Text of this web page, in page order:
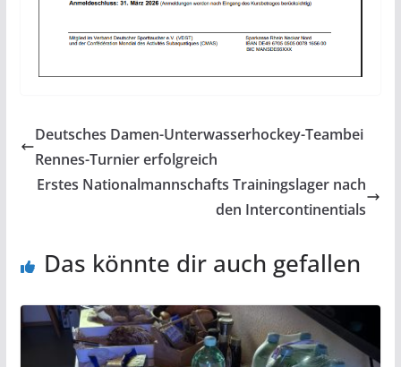
Deutsches Damen-Unterwasserhockey-Teambei
Rennes-Turnier erfolgreich
Erstes Nationalmannschafts Trainingslager nach
den Intercontinentials
Das könnte dir auch gefallen